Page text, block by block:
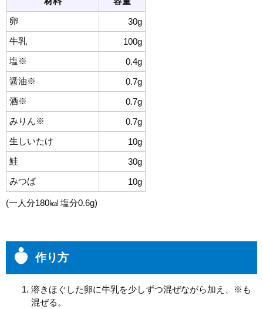
卵
30g
牛乳
100g
塩※
0.4g
醤油※
0.7g
酒※
0.7g
みりん※
0.7g
生しいたけ
10g
鮭
30g
みつば
10g
(一人分180㎉ 塩分0.6g)
作り方
溶きほぐした卵に牛乳を少しずつ混ぜながら加え、※も
混ぜる。